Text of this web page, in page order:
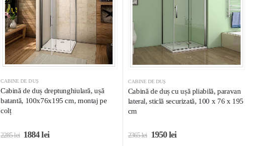
CABINE DE DUȘ
Cabină de duș dreptunghiulară, ușă
batantă, 100x76x195 cm, montaj pe
colț
2285lei 1884lei
CABINE DE DUȘ
Cabină de duș cu ușă pliabilă, paravan
lateral, sticlă securizată, 100 x 76 x 195
cm
2365lei 1950lei